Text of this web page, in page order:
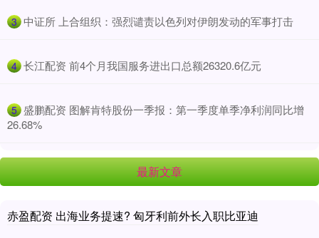
3 ​中证所 上合组织：强烈谴责以色列对伊朗发动的军事打击
4 ​长江配资 前4个月我国服务进出口总额26320.6亿元
5 ​盛鹏配资 图解肯特股份一季报：第一季度单季净利润同比增
26.68%
最新文章
赤盈配资 出海业务提速? 匈牙利前外长入职比亚迪